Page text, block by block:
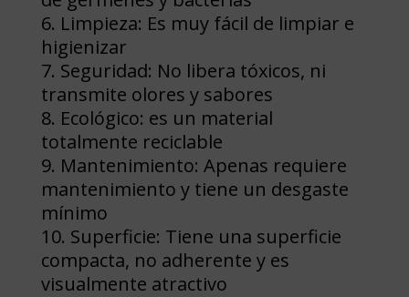
Limpieza: Es muy fácil de limpiar e
higienizar
Seguridad: No libera tóxicos, ni
transmite olores y sabores
Ecológico: es un material
totalmente reciclable
Mantenimiento: Apenas requiere
mantenimiento y tiene un desgaste
mínimo
Superficie: Tiene una superficie
compacta, no adherente y es
visualmente atractivo